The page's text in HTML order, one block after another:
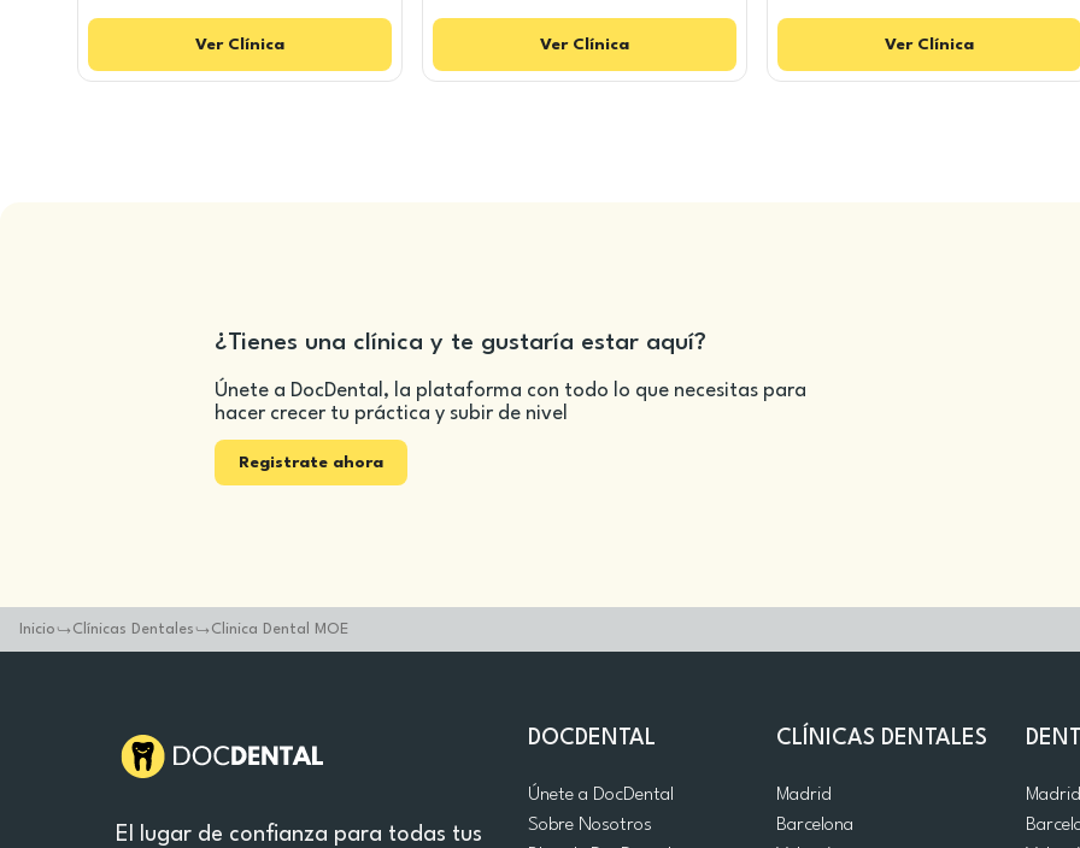
Ver Clínica Ver Clínica Ver Clínica
¿Tienes una clínica y te gustaría estar aquí?
Únete a DocDental, la plataforma con todo lo que necesitas para
hacer crecer tu práctica y subir de nivel
Registrate ahora
Inicio Clínicas Dentales Clinica Dental MOE
El lugar de confianza para todas tus
DOCDENTAL
Únete a DocDental
Sobre Nosotros
CLÍNICAS DENTALES
Madrid
Barcelona
Madrid